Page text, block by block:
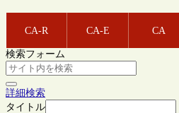
CA-R CA-E CA
検索フォーム
詳細検索
タイトル